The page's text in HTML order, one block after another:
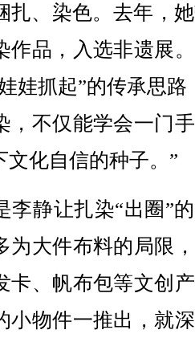
扎、染色。去年，
作品，入选非遗展
娃抓起”的传承思路
，不仅能学会一门
化自信的种子。”
静让扎染“出圈”
为大件布料的局限
卡、帆布包等文创
小物件一推出，就